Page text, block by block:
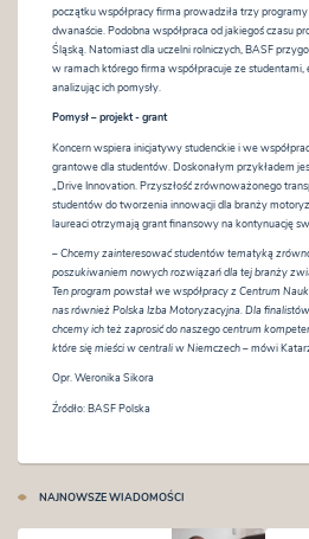
początku współpracy firma prowadziła trzy
dwanaście. Podobna współpraca od jakiegoś czasu
Śląską. Natomiast dla uczelni rolniczych, BASF
w ramach którego firma współpracuje ze studentami,
analizując ich pomysły.
Pomysł – projekt - grant
Koncern wspiera inicjatywy studenckie i we
grantowe dla studentów. Doskonałym przykładem
„Drive Innovation. Przyszłość zrównoważonego
studentów do tworzenia innowacji dla branży
laureaci otrzymają grant finansowy na kontynuację
– Chcemy zainteresować studentów tematyką
poszukiwaniem nowych rozwiązań dla tej branży
Ten program powstał we współpracy z Centrum
nas również Polska Izba Motoryzacyjna. Dla
chcemy ich też zaprosić do naszego centrum
które się mieści w centrali w Niemczech –mówi
Opr. Weronika Sikora
Źródło: BASF Polska
NAJNOWSZE WIADOMOŚCI